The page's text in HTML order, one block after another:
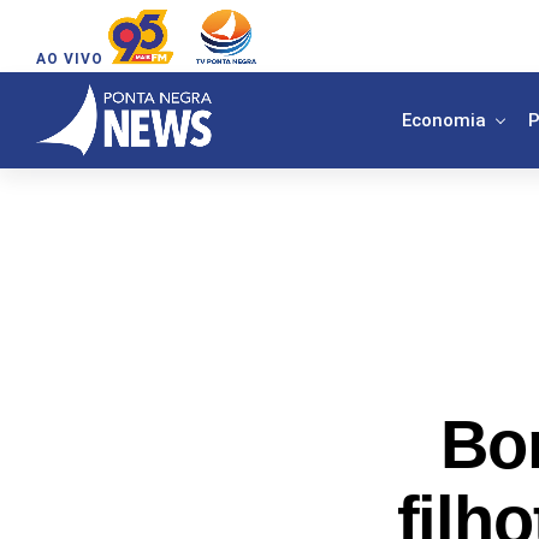
AO VIVO
Economia